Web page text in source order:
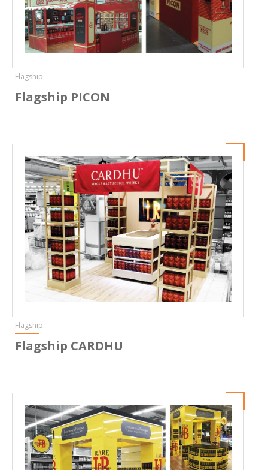
Flagship
Flagship PICON
Flagship
Flagship CARDHU